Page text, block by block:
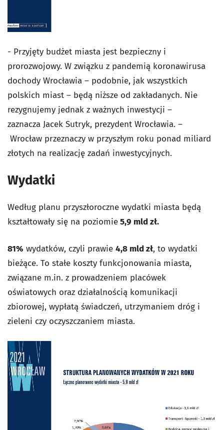
- Przyjęty budżet miasta jest bezpieczny i
prorozwojowy. W związku z pandemią koronawirusa
dochody Wrocławia – podobnie, jak wszystkich
polskich miast – będą niższe od zakładanych. Nie
rezygnujemy jednak z ważnych inwestycji –
zaznacza Jacek Sutryk, prezydent Wrocławia. –
Wrocław przeznaczy w przyszłym roku ponad miliard
złotych na realizację zadań inwestycyjnych.
Wydatki
Według planu przyszłoroczne wydatki miasta będą
kształtowały się na poziomie5,9 mld zł.
81% wydatków, czyli prawie 4,8 mld zł, to wydatki
bieżące. To stałe koszty funkcjonowania miasta,
związane m.in. z prowadzeniem placówek
oświatowych oraz działalnością komunikacji
zbiorowej, wypłatą świadczeń, utrzymaniem dróg i
zieleni czy oczyszczaniem miasta.